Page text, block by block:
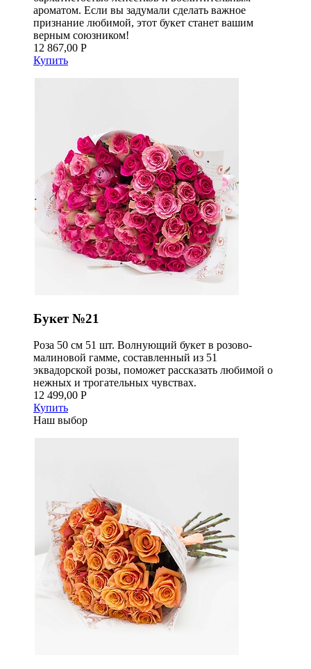
ароматом. Если вы задумали сделать важное
признание любимой, этот букет станет вашим
верным союзником!
12 867,00 Р
Купить
Букет №21
Роза 50 см 51 шт. Волнующий букет в розово-
малиновой гамме, составленный из 51
эквадорской розы, поможет рассказать любимой о
нежных и трогательных чувствах.
12 499,00 Р
Купить
Наш выбор